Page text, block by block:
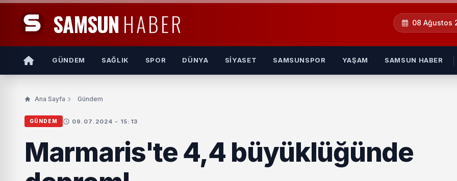
SAMSUN HABER 08 Ağustos
GÜNDEM SAĞLIK SPOR DÜNYA SIYASET SAMSUNSPOR YAŞAM SAMSUN HABER
Ana Sayfa Gündem
GÜNDEM 09.07.2024 - 15:13
Marmaris'te 4,4 büyüklüğünde